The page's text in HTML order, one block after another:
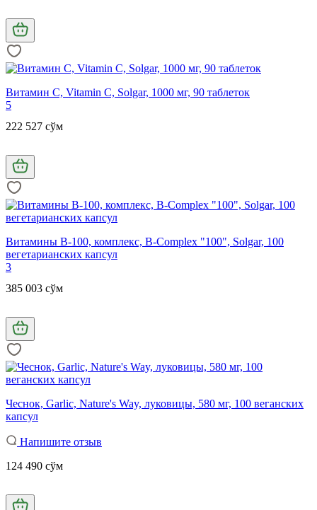
Витамин С, Vitamin C, Solgar, 1000 мг, 90 таблеток
5
222 527 сўм
Витамины В-100, комплекс, B-Complex "100", Solgar, 100
вегетарианских капсул
3
385 003 сўм
Чеснок, Garlic, Nature's Way, луковицы, 580 мг, 100 веганских
капсул
Напишите отзыв
124 490 сўм